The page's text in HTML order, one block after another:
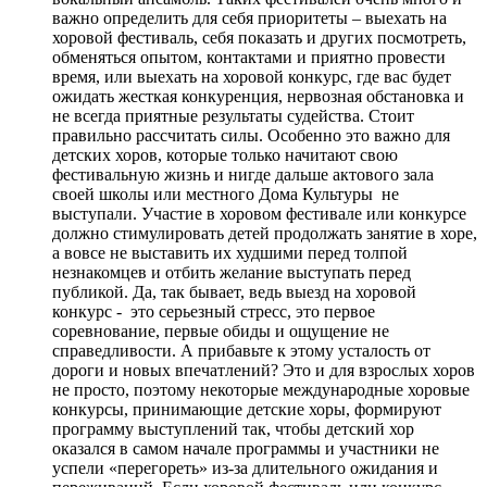
важно определить для себя приоритеты – выехать на
хоровой фестиваль, себя показать и других посмотреть,
обменяться опытом, контактами и приятно провести
время, или выехать на хоровой конкурс, где вас будет
ожидать жесткая конкуренция, нервозная обстановка и
не всегда приятные результаты судейства. Стоит
правильно рассчитать силы. Особенно это важно для
детских хоров, которые только начитают свою
фестивальную жизнь и нигде дальше актового зала
своей школы или местного Дома Культуры не
выступали. Участие в хоровом фестивале или конкурсе
должно стимулировать детей продолжать занятие в хоре,
а вовсе не выставить их худшими перед толпой
незнакомцев и отбить желание выступать перед
публикой. Да, так бывает, ведь выезд на хоровой
конкурс - это серьезный стресс, это первое
соревнование, первые обиды и ощущение не
справедливости. А прибавьте к этому усталость от
дороги и новых впечатлений? Это и для взрослых хоров
не просто, поэтому некоторые международные хоровые
конкурсы, принимающие детские хоры, формируют
программу выступлений так, чтобы детский хор
оказался в самом начале программы и участники не
успели «перегореть» из-за длительного ожидания и